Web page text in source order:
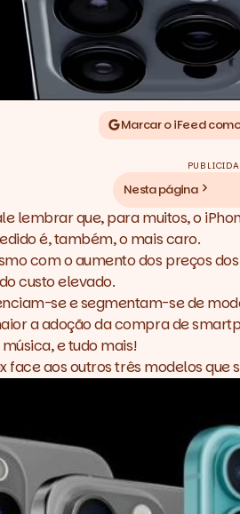
Marcar o iFeed
Nesta página
lembrar que, para muitos, o
é, também, o mais caro.
com o aumento dos preços
custo elevado.
se e segmentam-se de
a adoção da compra de
e tudo mais!
face aos outros três modelos que